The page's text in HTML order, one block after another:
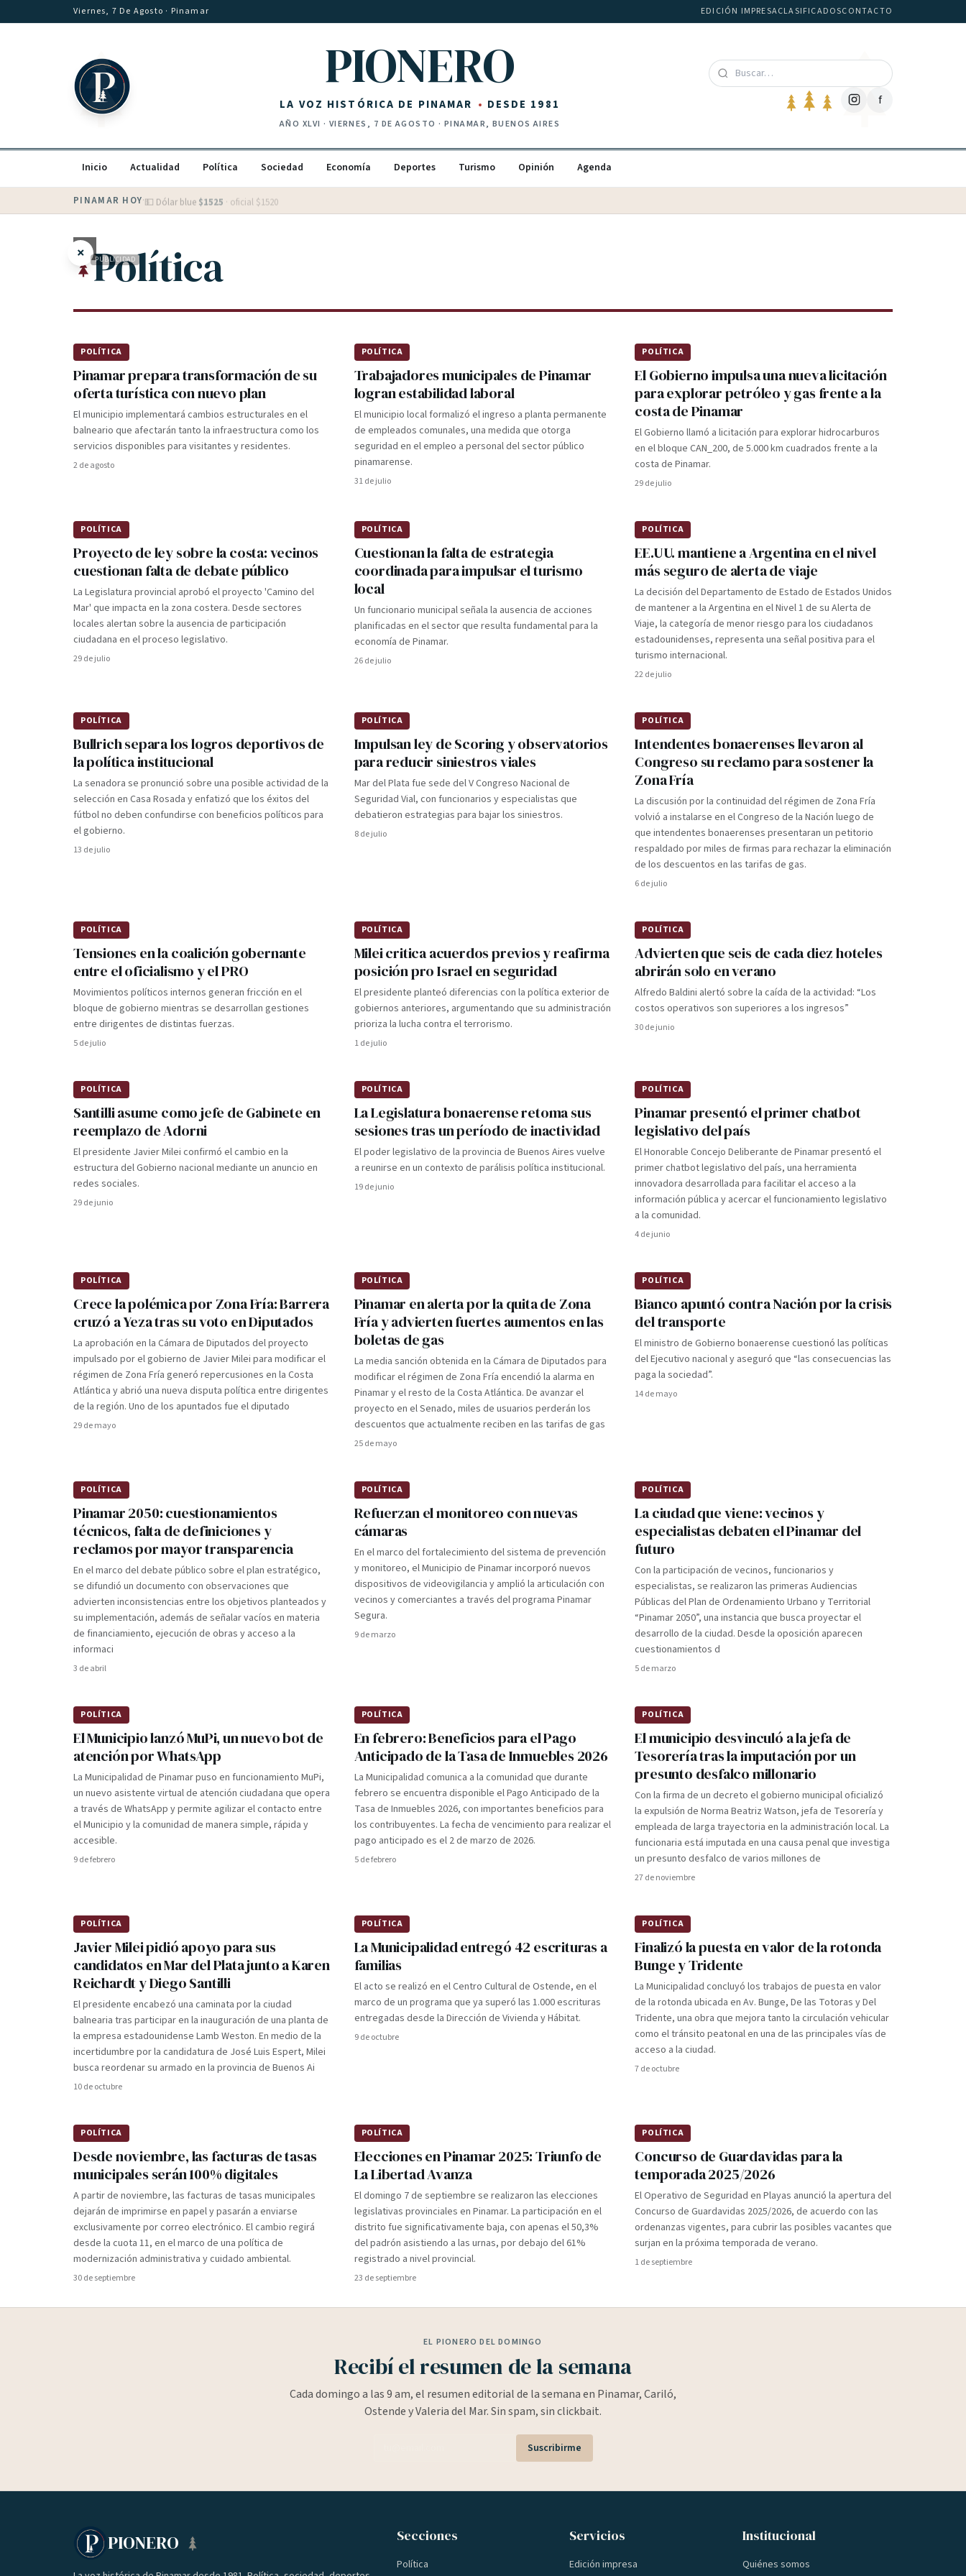
Saltar al contenidoViernes, 7 De Agosto · Pinamar EDICIÓN IMPRESACLASIFICADOSCONTACTO
PIONERO
LA VOZ HISTÓRICA DE PINAMAR DESDE 1981
AÑO XLVI · VIERNES, 7 DE AGOSTO · PINAMAR, BUENOS AIRES
f
Inicio Actualidad Política Sociedad Economía Deportes Turismo Opinión Agenda
PINAMAR HOY·💵 Dólar blue $1525 · oficial $1520
× PUBLICIDAD
Política
POLÍTICA
Pinamar prepara transformación de su
oferta turística con nuevo plan
El municipio implementará cambios estructurales en el
balneario que afectarán tanto la infraestructura como los
servicios disponibles para visitantes y residentes.
2 de agosto
POLÍTICA
Trabajadores municipales de Pinamar
logran estabilidad laboral
El municipio local formalizó el ingreso a planta permanente
de empleados comunales, una medida que otorga
seguridad en el empleo a personal del sector público
pinamarense.
31 de julio
POLÍTICA
El Gobierno impulsa una nueva licitación
para explorar petróleo y gas frente a la
costa de Pinamar
El Gobierno llamó a licitación para explorar hidrocarburos
en el bloque CAN_200, de 5.000 km cuadrados frente a la
costa de Pinamar.
29 de julio
POLÍTICA
Proyecto de ley sobre la costa: vecinos
cuestionan falta de debate público
La Legislatura provincial aprobó el proyecto 'Camino del
Mar' que impacta en la zona costera. Desde sectores
locales alertan sobre la ausencia de participación
ciudadana en el proceso legislativo.
29 de julio
POLÍTICA
Cuestionan la falta de estrategia
coordinada para impulsar el turismo
local
Un funcionario municipal señala la ausencia de acciones
planificadas en el sector que resulta fundamental para la
economía de Pinamar.
26 de julio
POLÍTICA
EE.UU. mantiene a Argentina en el nivel
más seguro de alerta de viaje
La decisión del Departamento de Estado de Estados Unidos
de mantener a la Argentina en el Nivel 1 de su Alerta de
Viaje, la categoría de menor riesgo para los ciudadanos
estadounidenses, representa una señal positiva para el
turismo internacional.
22 de julio
POLÍTICA
Bullrich separa los logros deportivos de
la política institucional
La senadora se pronunció sobre una posible actividad de la
selección en Casa Rosada y enfatizó que los éxitos del
fútbol no deben confundirse con beneficios políticos para
el gobierno.
13 de julio
POLÍTICA
Impulsan ley de Scoring y observatorios
para reducir siniestros viales
Mar del Plata fue sede del V Congreso Nacional de
Seguridad Vial, con funcionarios y especialistas que
debatieron estrategias para bajar los siniestros.
8 de julio
POLÍTICA
Intendentes bonaerenses llevaron al
Congreso su reclamo para sostener la
Zona Fría
La discusión por la continuidad del régimen de Zona Fría
volvió a instalarse en el Congreso de la Nación luego de
que intendentes bonaerenses presentaran un petitorio
respaldado por miles de firmas para rechazar la eliminación
de los descuentos en las tarifas de gas.
6 de julio
POLÍTICA
Tensiones en la coalición gobernante
entre el oficialismo y el PRO
Movimientos políticos internos generan fricción en el
bloque de gobierno mientras se desarrollan gestiones
entre dirigentes de distintas fuerzas.
5 de julio
POLÍTICA
Milei critica acuerdos previos y reafirma
posición pro Israel en seguridad
El presidente planteó diferencias con la política exterior de
gobiernos anteriores, argumentando que su administración
prioriza la lucha contra el terrorismo.
1 de julio
POLÍTICA
Advierten que seis de cada diez hoteles
abrirán solo en verano
Alfredo Baldini alertó sobre la caída de la actividad: “Los
costos operativos son superiores a los ingresos”
30 de junio
POLÍTICA
Santilli asume como jefe de Gabinete en
reemplazo de Adorni
El presidente Javier Milei confirmó el cambio en la
estructura del Gobierno nacional mediante un anuncio en
redes sociales.
29 de junio
POLÍTICA
La Legislatura bonaerense retoma sus
sesiones tras un período de inactividad
El poder legislativo de la provincia de Buenos Aires vuelve
a reunirse en un contexto de parálisis política institucional.
19 de junio
POLÍTICA
Pinamar presentó el primer chatbot
legislativo del país
El Honorable Concejo Deliberante de Pinamar presentó el
primer chatbot legislativo del país, una herramienta
innovadora desarrollada para facilitar el acceso a la
información pública y acercar el funcionamiento legislativo
a la comunidad.
4 de junio
POLÍTICA
Crece la polémica por Zona Fría: Barrera
cruzó a Yeza tras su voto en Diputados
La aprobación en la Cámara de Diputados del proyecto
impulsado por el gobierno de Javier Milei para modificar el
régimen de Zona Fría generó repercusiones en la Costa
Atlántica y abrió una nueva disputa política entre dirigentes
de la región. Uno de los apuntados fue el diputado
29 de mayo
POLÍTICA
Pinamar en alerta por la quita de Zona
Fría y advierten fuertes aumentos en las
boletas de gas
La media sanción obtenida en la Cámara de Diputados para
modificar el régimen de Zona Fría encendió la alarma en
Pinamar y el resto de la Costa Atlántica. De avanzar el
proyecto en el Senado, miles de usuarios perderán los
descuentos que actualmente reciben en las tarifas de gas
25 de mayo
POLÍTICA
Bianco apuntó contra Nación por la crisis
del transporte
El ministro de Gobierno bonaerense cuestionó las políticas
del Ejecutivo nacional y aseguró que “las consecuencias las
paga la sociedad”.
14 de mayo
POLÍTICA
Pinamar 2050: cuestionamientos
técnicos, falta de definiciones y
reclamos por mayor transparencia
En el marco del debate público sobre el plan estratégico,
se difundió un documento con observaciones que
advierten inconsistencias entre los objetivos planteados y
su implementación, además de señalar vacíos en materia
de financiamiento, ejecución de obras y acceso a la
informaci
3 de abril
POLÍTICA
Refuerzan el monitoreo con nuevas
cámaras
En el marco del fortalecimiento del sistema de prevención
y monitoreo, el Municipio de Pinamar incorporó nuevos
dispositivos de videovigilancia y amplió la articulación con
vecinos y comerciantes a través del programa Pinamar
Segura.
9 de marzo
POLÍTICA
La ciudad que viene: vecinos y
especialistas debaten el Pinamar del
futuro
Con la participación de vecinos, funcionarios y
especialistas, se realizaron las primeras Audiencias
Públicas del Plan de Ordenamiento Urbano y Territorial
“Pinamar 2050”, una instancia que busca proyectar el
desarrollo de la ciudad. Desde la oposición aparecen
cuestionamientos d
5 de marzo
POLÍTICA
El Municipio lanzó MuPi, un nuevo bot de
atención por WhatsApp
La Municipalidad de Pinamar puso en funcionamiento MuPi,
un nuevo asistente virtual de atención ciudadana que opera
a través de WhatsApp y permite agilizar el contacto entre
el Municipio y la comunidad de manera simple, rápida y
accesible.
9 de febrero
POLÍTICA
En febrero: Beneficios para el Pago
Anticipado de la Tasa de Inmuebles 2026
La Municipalidad comunica a la comunidad que durante
febrero se encuentra disponible el Pago Anticipado de la
Tasa de Inmuebles 2026, con importantes beneficios para
los contribuyentes. La fecha de vencimiento para realizar el
pago anticipado es el 2 de marzo de 2026.
5 de febrero
POLÍTICA
El municipio desvinculó a la jefa de
Tesorería tras la imputación por un
presunto desfalco millonario
Con la firma de un decreto el gobierno municipal oficializó
la expulsión de Norma Beatriz Watson, jefa de Tesorería y
empleada de larga trayectoria en la administración local. La
funcionaria está imputada en una causa penal que investiga
un presunto desfalco de varios millones de
27 de noviembre
POLÍTICA
Javier Milei pidió apoyo para sus
candidatos en Mar del Plata junto a Karen
Reichardt y Diego Santilli
El presidente encabezó una caminata por la ciudad
balnearia tras participar en la inauguración de una planta de
la empresa estadounidense Lamb Weston. En medio de la
incertidumbre por la candidatura de José Luis Espert, Milei
busca reordenar su armado en la provincia de Buenos Ai
10 de octubre
POLÍTICA
La Municipalidad entregó 42 escrituras a
familias
El acto se realizó en el Centro Cultural de Ostende, en el
marco de un programa que ya superó las 1.000 escrituras
entregadas desde la Dirección de Vivienda y Hábitat.
9 de octubre
POLÍTICA
Finalizó la puesta en valor de la rotonda
Bunge y Tridente
La Municipalidad concluyó los trabajos de puesta en valor
de la rotonda ubicada en Av. Bunge, De las Totoras y Del
Tridente, una obra que mejora tanto la circulación vehicular
como el tránsito peatonal en una de las principales vías de
acceso a la ciudad.
7 de octubre
POLÍTICA
Desde noviembre, las facturas de tasas
municipales serán 100% digitales
A partir de noviembre, las facturas de tasas municipales
dejarán de imprimirse en papel y pasarán a enviarse
exclusivamente por correo electrónico. El cambio regirá
desde la cuota 11, en el marco de una política de
modernización administrativa y cuidado ambiental.
30 de septiembre
POLÍTICA
Elecciones en Pinamar 2025: Triunfo de
La Libertad Avanza
El domingo 7 de septiembre se realizaron las elecciones
legislativas provinciales en Pinamar. La participación en el
distrito fue significativamente baja, con apenas el 50,3%
del padrón asistiendo a las urnas, por debajo del 61%
registrado a nivel provincial.
23 de septiembre
POLÍTICA
Concurso de Guardavidas para la
temporada 2025/2026
El Operativo de Seguridad en Playas anunció la apertura del
Concurso de Guardavidas 2025/2026, de acuerdo con las
ordenanzas vigentes, para cubrir las posibles vacantes que
surjan en la próxima temporada de verano.
1 de septiembre
EL PIONERO DEL DOMINGO
Recibí el resumen de la semana
Cada domingo a las 9 am, el resumen editorial de la semana en Pinamar, Cariló,
Ostende y Valeria del Mar. Sin spam, sin clickbait.
Suscribirme
PIONERO Secciones
Política
Servicios
Edición impresa
Institucional
Quiénes somos